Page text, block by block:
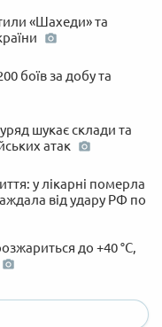
«Шахеди» та
боїв за добу та
шукає склади та
атак
у лікарні померла
від удару РФ по
до +40 °C,